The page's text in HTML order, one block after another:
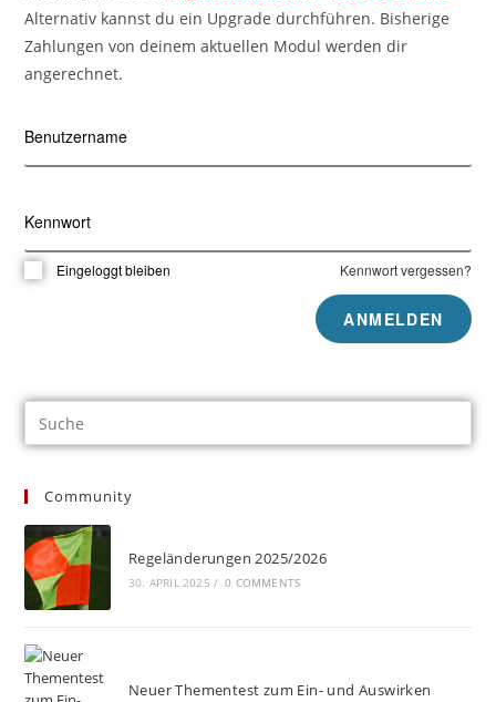
Alternativ kannst du ein Upgrade durchführen. Bisherige
Zahlungen von deinem aktuellen Modul werden dir
angerechnet.
Benutzername
Kennwort
Eingeloggt bleiben Kennwort vergessen?
Community
Regeländerungen 2025/2026
30. APRIL 2025 / 0 COMMENTS
Neuer Thementest zum Ein- und Auswirken